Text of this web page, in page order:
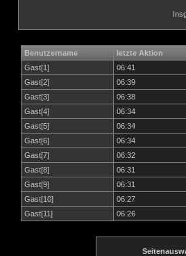
Benutzername
letzte Aktion
Gast[1]
06:41
Gast[2]
06:39
Gast[3]
06:38
Gast[4]
06:34
Gast[5]
06:34
Gast[6]
06:34
Gast[7]
06:32
Gast[8]
06:31
Gast[9]
06:31
Gast[10]
06:27
Gast[11]
06:26